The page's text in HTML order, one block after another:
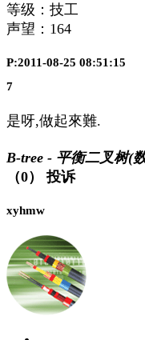
等级：技工
声望： 164
P:2011-08-25 08:51:15
7
是呀,做起來難.
B-tree - 平衡二叉树(
（0）
投诉
xyhmw